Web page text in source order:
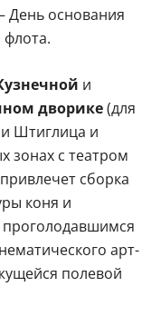
День основания
флота.
и
дворике(для
Штиглица и
зонах с театром
сборка
коня и
проголодавшимся
арт-
полевой